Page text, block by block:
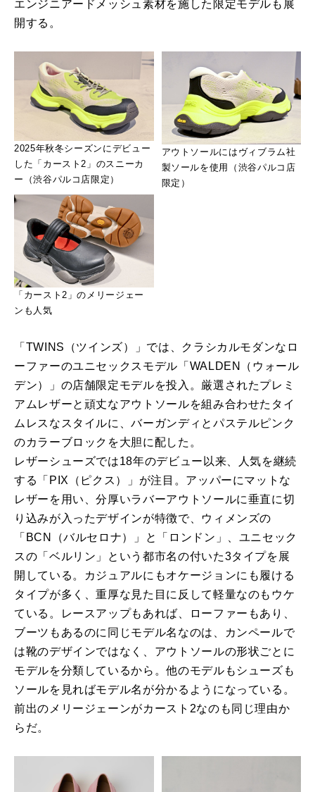
エンジニアードメッシュ素材を施した限定モデルも展
開する。
2025年秋冬シーズンにデビュー
した「カースト2」のスニーカ
ー（渋谷パルコ店限定）
アウトソールにはヴィブラム社
製ソールを使用（渋谷パルコ店
限定）
「カースト2」のメリージェー
ンも人気
「TWINS（ツインズ）」では、クラシカルモダンなロ
ーファーのユニセックスモデル「WALDEN（ウォール
デン）」の店舗限定モデルを投入。厳選されたプレミ
アムレザーと頑丈なアウトソールを組み合わせたタイ
ムレスなスタイルに、バーガンディとパステルピンク
のカラーブロックを大胆に配した。
レザーシューズでは18年のデビュー以来、人気を継続
する「PIX（ピクス）」が注目。アッパーにマットな
レザーを用い、分厚いラバーアウトソールに垂直に切
り込みが入ったデザインが特徴で、ウィメンズの
「BCN（バルセロナ）」と「ロンドン」、ユニセック
スの「ベルリン」という都市名の付いた3タイプを展
開している。カジュアルにもオケージョンにも履ける
タイプが多く、重厚な見た目に反して軽量なのもウケ
ている。レースアップもあれば、ローファーもあり、
ブーツもあるのに同じモデル名なのは、カンペールで
は靴のデザインではなく、アウトソールの形状ごとに
モデルを分類しているから。他のモデルもシューズも
ソールを見ればモデル名が分かるようになっている。
前出のメリージェーンがカースト2なのも同じ理由か
らだ。